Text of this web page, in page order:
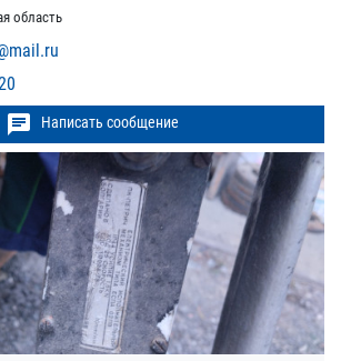
область
chat Написать сообщение